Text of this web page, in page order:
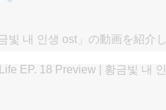
빛 내 인생 ost」の動画を紹介し
EP. 18 Preview | 황금빛 내